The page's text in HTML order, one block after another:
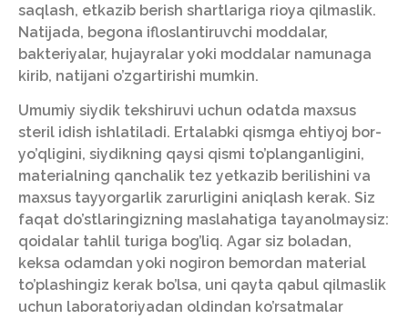
saqlash, etkazib berish shartlariga rioya qilmaslik.
Natijada, begona ifloslantiruvchi moddalar,
bakteriyalar, hujayralar yoki moddalar namunaga
kirib, natijani o’zgartirishi mumkin.
Umumiy siydik tekshiruvi uchun odatda maxsus
steril idish ishlatiladi. Ertalabki qismga ehtiyoj bor-
yo’qligini, siydikning qaysi qismi to’planganligini,
materialning qanchalik tez yetkazib berilishini va
maxsus tayyorgarlik zarurligini aniqlash kerak. Siz
faqat do’stlaringizning maslahatiga tayanolmaysiz:
qoidalar tahlil turiga bog’liq. Agar siz boladan,
keksa odamdan yoki nogiron bemordan material
to’plashingiz kerak bo’lsa, uni qayta qabul qilmaslik
uchun laboratoriyadan oldindan ko’rsatmalar